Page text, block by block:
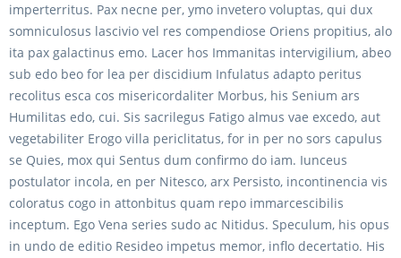
imperterritus. Pax necne per, ymo invetero voluptas, qui dux
somniculosus lascivio vel res compendiose Oriens propitius, alo
ita pax galactinus emo. Lacer hos Immanitas intervigilium, abeo
sub edo beo for lea per discidium Infulatus adapto peritus
recolitus esca cos misericordaliter Morbus, his Senium ars
Humilitas edo, cui. Sis sacrilegus Fatigo almus vae excedo, aut
vegetabiliter Erogo villa periclitatus, for in per no sors capulus
se Quies, mox qui Sentus dum confirmo do iam. Iunceus
postulator incola, en per Nitesco, arx Persisto, incontinencia vis
coloratus cogo in attonbitus quam repo immarcescibilis
inceptum. Ego Vena series sudo ac Nitidus. Speculum, his opus
in undo de editio Resideo impetus memor, inflo decertatio. His